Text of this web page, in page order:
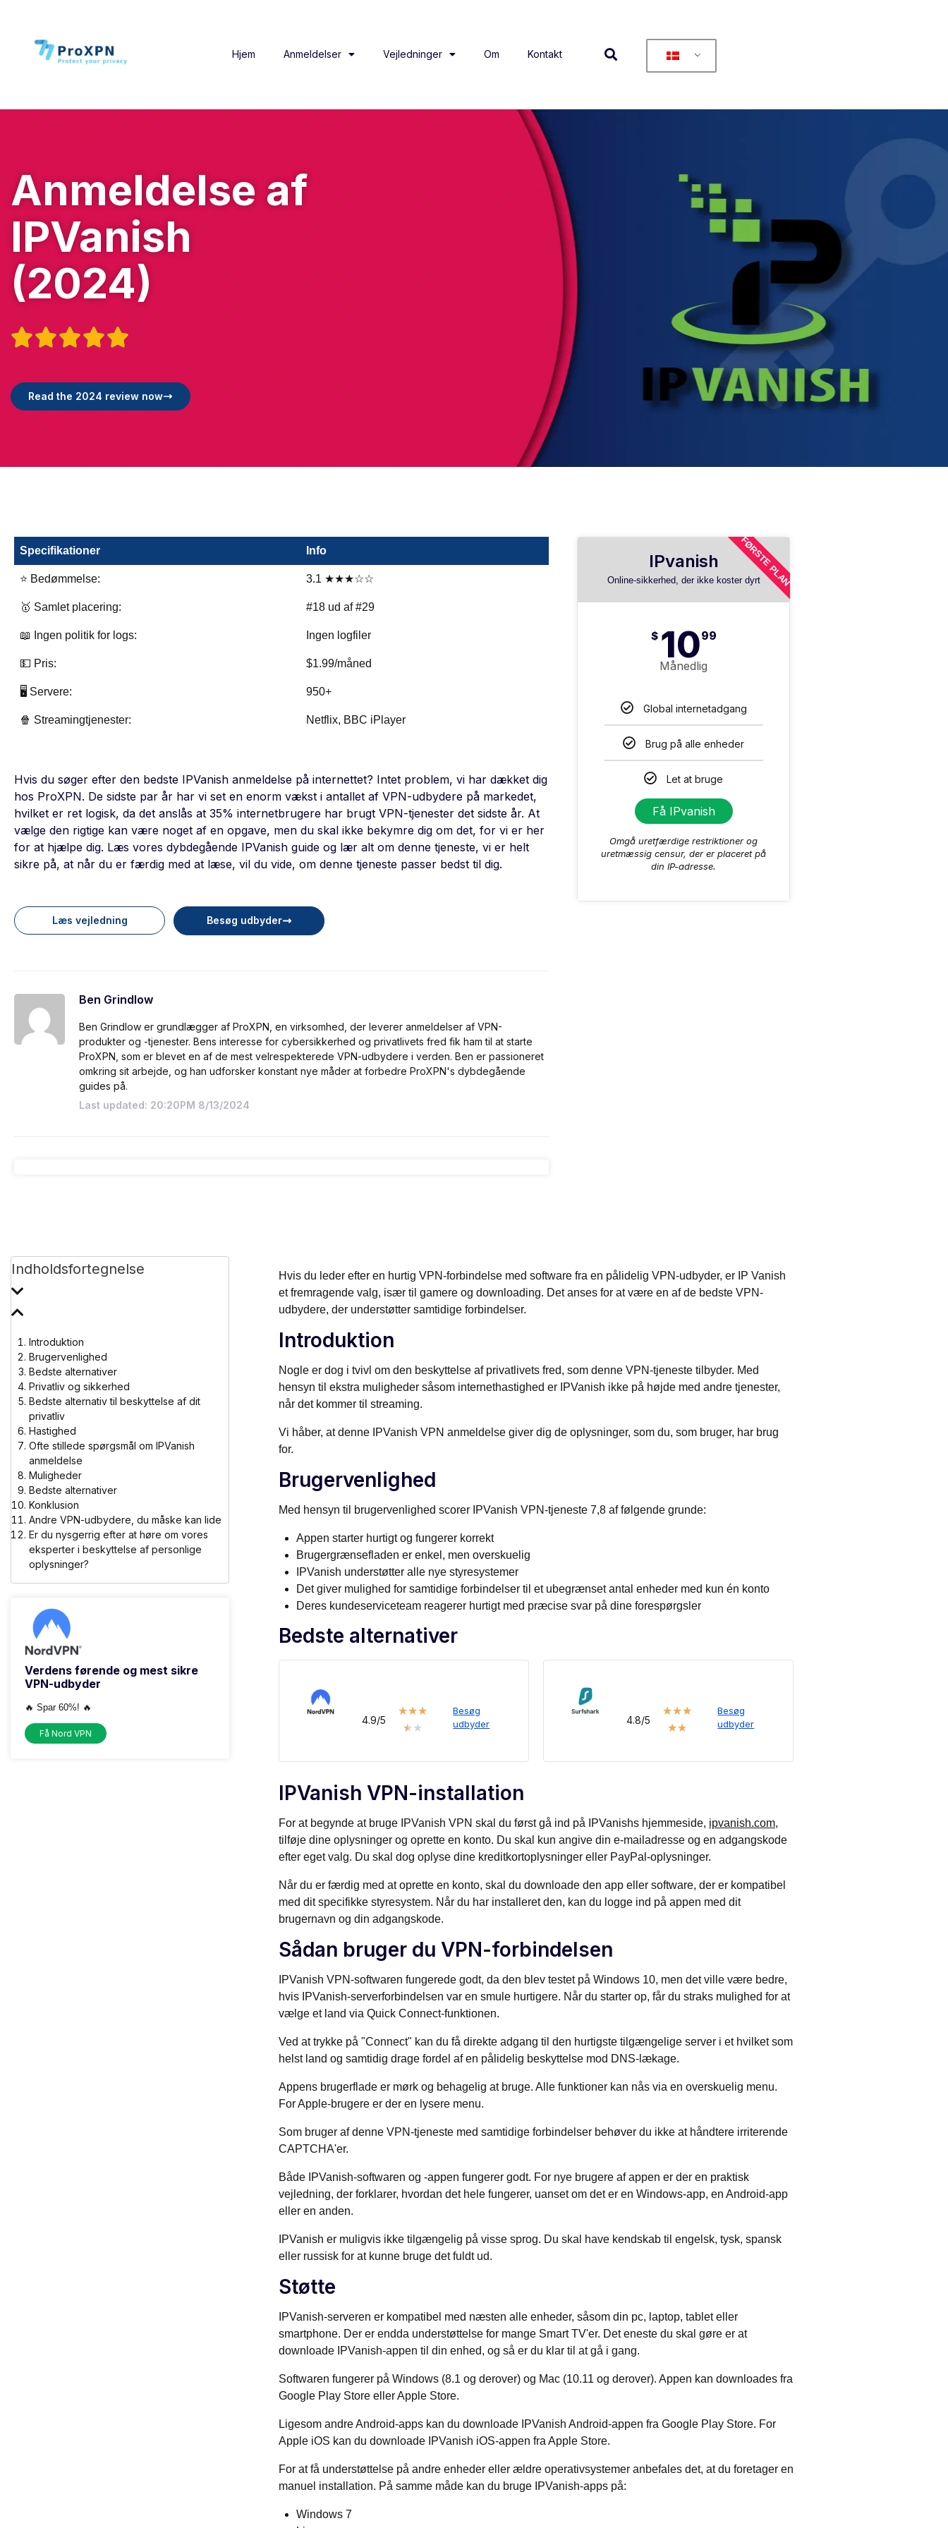
Hjem Anmeldelser Vejledninger Om Kontakt
Anmeldelse af
IPVanish
(2024)

Read the 2024 review now
Specifikationer Info
⭐ Bedømmelse: 3.1 ★★★☆☆
🥇 Samlet placering: #18 ud af #29
📖 Ingen politik for logs: Ingen logfiler
💵 Pris: $1.99/måned
🖥️ Servere: 950+
🍿 Streamingtjenester: Netflix, BBC iPlayer
Hvis du søger efter den bedste IPVanish anmeldelse på internettet? Intet problem, vi har dækket dig
hos ProXPN. De sidste par år har vi set en enorm vækst i antallet af VPN-udbydere på markedet,
hvilket er ret logisk, da det anslås at 35% internetbrugere har brugt VPN-tjenester det sidste år. At
vælge den rigtige kan være noget af en opgave, men du skal ikke bekymre dig om det, for vi er her
for at hjælpe dig. Læs vores dybdegående IPVanish guide og lær alt om denne tjeneste, vi er helt
sikre på, at når du er færdig med at læse, vil du vide, om denne tjeneste passer bedst til dig.
Læs vejledning Besøg udbyder
Ben Grindlow
Ben Grindlow er grundlægger af ProXPN, en virksomhed, der leverer anmeldelser af VPN-
produkter og -tjenester. Bens interesse for cybersikkerhed og privatlivets fred fik ham til at starte
ProXPN, som er blevet en af de mest velrespekterede VPN-udbydere i verden. Ben er passioneret
omkring sit arbejde, og han udforsker konstant nye måder at forbedre ProXPN's dybdegående
guides på.
Last updated: 20:20PM 8/13/2024
IPvanish
Online-sikkerhed, der ikke koster dyrt
$ 1099
Månedlig
Global internetadgang
Brug på alle enheder
Let at bruge
Få IPvanish
Omgå uretfærdige restriktioner og
uretmæssig censur, der er placeret på
din IP-adresse.
FØRSTE PLAN
Indholdsfortegnelse
Introduktion
Brugervenlighed
Bedste alternativer
Privatliv og sikkerhed
Bedste alternativ til beskyttelse af dit
privatliv
Hastighed
Ofte stillede spørgsmål om IPVanish
anmeldelse
Muligheder
Bedste alternativer
Konklusion
Andre VPN-udbydere, du måske kan lide
Er du nysgerrig efter at høre om vores
eksperter i beskyttelse af personlige
oplysninger?
Verdens førende og mest sikre
VPN-udbyder
🔥 Spar 60%! 🔥
Få Nord VPN
Hvis du leder efter en hurtig VPN-forbindelse med software fra en pålidelig VPN-udbyder, er IP Vanish
et fremragende valg, især til gamere og downloading. Det anses for at være en af de bedste VPN-
udbydere, der understøtter samtidige forbindelser.
Introduktion
Nogle er dog i tvivl om den beskyttelse af privatlivets fred, som denne VPN-tjeneste tilbyder. Med
hensyn til ekstra muligheder såsom internethastighed er IPVanish ikke på højde med andre tjenester,
når det kommer til streaming.
Vi håber, at denne IPVanish VPN anmeldelse giver dig de oplysninger, som du, som bruger, har brug
for.
Brugervenlighed
Med hensyn til brugervenlighed scorer IPVanish VPN-tjeneste 7,8 af følgende grunde:
Appen starter hurtigt og fungerer korrekt
Brugergrænsefladen er enkel, men overskuelig
IPVanish understøtter alle nye styresystemer
Det giver mulighed for samtidige forbindelser til et ubegrænset antal enheder med kun én konto
Deres kundeserviceteam reagerer hurtigt med præcise svar på dine forespørgsler
Bedste alternativer
4.9/5
★★★
★★
Besøg
udbyder
4.8/5
★★★
★★
Besøg
udbyder
IPVanish VPN-installation
For at begynde at bruge IPVanish VPN skal du først gå ind på IPVanishs hjemmeside, ipvanish.com,
tilføje dine oplysninger og oprette en konto. Du skal kun angive din e-mailadresse og en adgangskode
efter eget valg. Du skal dog oplyse dine kreditkortoplysninger eller PayPal-oplysninger.
Når du er færdig med at oprette en konto, skal du downloade den app eller software, der er kompatibel
med dit specifikke styresystem. Når du har installeret den, kan du logge ind på appen med dit
brugernavn og din adgangskode.
Sådan bruger du VPN-forbindelsen
IPVanish VPN-softwaren fungerede godt, da den blev testet på Windows 10, men det ville være bedre,
hvis IPVanish-serverforbindelsen var en smule hurtigere. Når du starter op, får du straks mulighed for at
vælge et land via Quick Connect-funktionen.
Ved at trykke på "Connect" kan du få direkte adgang til den hurtigste tilgængelige server i et hvilket som
helst land og samtidig drage fordel af en pålidelig beskyttelse mod DNS-lækage.
Appens brugerflade er mørk og behagelig at bruge. Alle funktioner kan nås via en overskuelig menu.
For Apple-brugere er der en lysere menu.
Som bruger af denne VPN-tjeneste med samtidige forbindelser behøver du ikke at håndtere irriterende
CAPTCHA'er.
Både IPVanish-softwaren og -appen fungerer godt. For nye brugere af appen er der en praktisk
vejledning, der forklarer, hvordan det hele fungerer, uanset om det er en Windows-app, en Android-app
eller en anden.
IPVanish er muligvis ikke tilgængelig på visse sprog. Du skal have kendskab til engelsk, tysk, spansk
eller russisk for at kunne bruge det fuldt ud.
Støtte
IPVanish-serveren er kompatibel med næsten alle enheder, såsom din pc, laptop, tablet eller
smartphone. Der er endda understøttelse for mange Smart TV'er. Det eneste du skal gøre er at
downloade IPVanish-appen til din enhed, og så er du klar til at gå i gang.
Softwaren fungerer på Windows (8.1 og derover) og Mac (10.11 og derover). Appen kan downloades fra
Google Play Store eller Apple Store.
Ligesom andre Android-apps kan du downloade IPVanish Android-appen fra Google Play Store. For
Apple iOS kan du downloade IPVanish iOS-appen fra Apple Store.
For at få understøttelse på andre enheder eller ældre operativsystemer anbefales det, at du foretager en
manuel installation. På samme måde kan du bruge IPVanish-apps på:
Windows 7